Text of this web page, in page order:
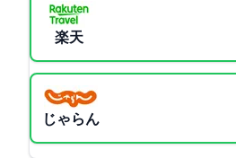
楽天GORA
じゃらん